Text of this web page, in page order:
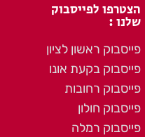
הצטרפו לפייסבוק
שלנו :
פייסבוק ראשון לציון
פייסבוק בקעת אונו
פייסבוק רחובות
פייסבוק חולון
פייסבוק רמלה